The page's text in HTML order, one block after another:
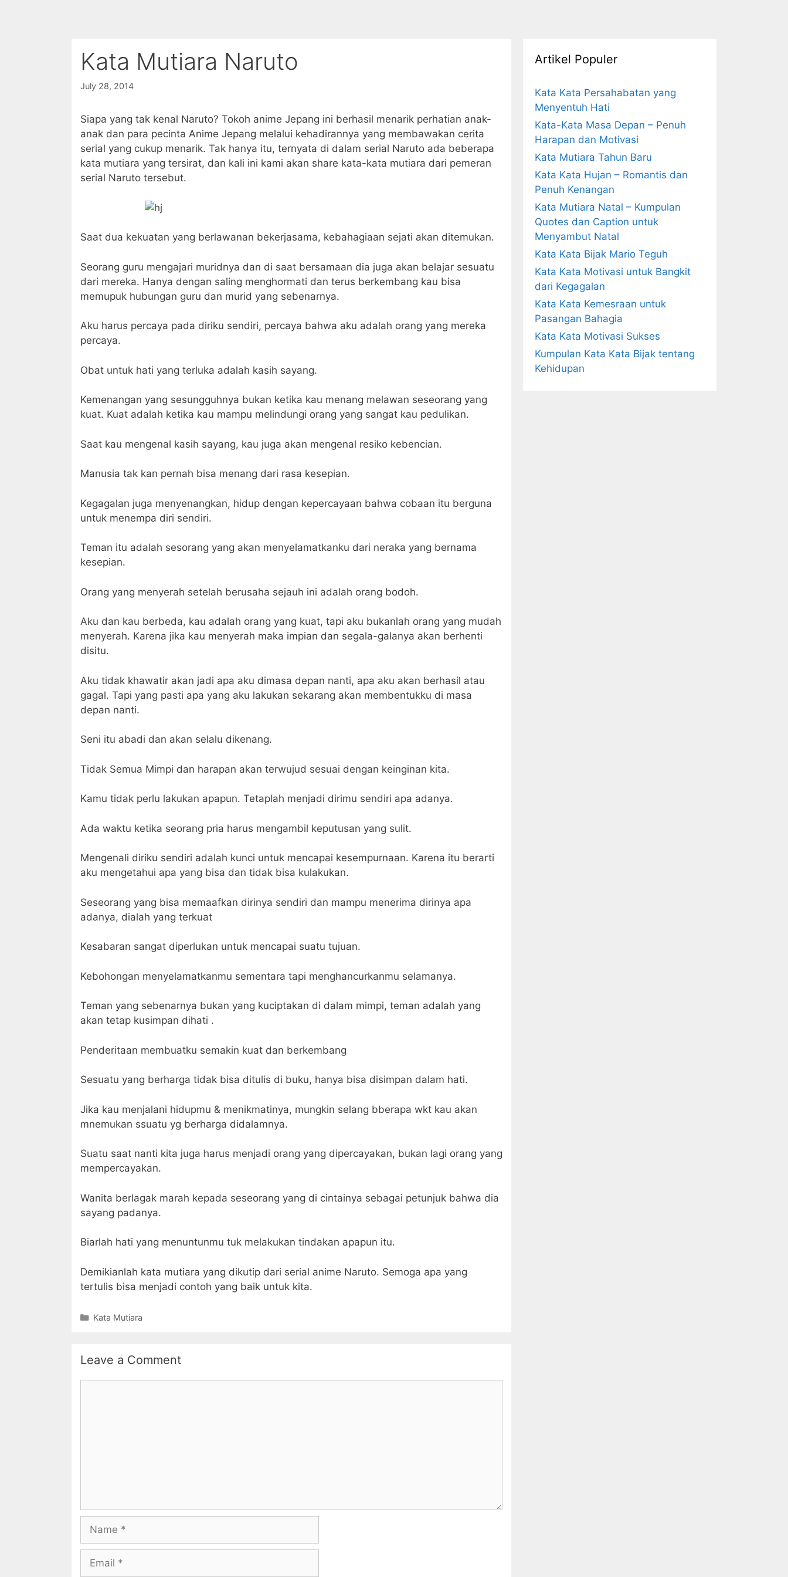
Kata Mutiara Naruto
July 28, 2014
Siapa yang tak kenal Naruto? Tokoh anime Jepang ini berhasil menarik perhatian anak-
anak dan para pecinta Anime Jepang melalui kehadirannya yang membawakan cerita
serial yang cukup menarik. Tak hanya itu, ternyata di dalam serial Naruto ada beberapa
kata mutiara yang tersirat, dan kali ini kami akan share kata-kata mutiara dari pemeran
serial Naruto tersebut.
Saat dua kekuatan yang berlawanan bekerjasama, kebahagiaan sejati akan ditemukan.
Seorang guru mengajari muridnya dan di saat bersamaan dia juga akan belajar sesuatu
dari mereka. Hanya dengan saling menghormati dan terus berkembang kau bisa
memupuk hubungan guru dan murid yang sebenarnya.
Aku harus percaya pada diriku sendiri, percaya bahwa aku adalah orang yang mereka
percaya.
Obat untuk hati yang terluka adalah kasih sayang.
Kemenangan yang sesungguhnya bukan ketika kau menang melawan seseorang yang
kuat. Kuat adalah ketika kau mampu melindungi orang yang sangat kau pedulikan.
Saat kau mengenal kasih sayang, kau juga akan mengenal resiko kebencian.
Manusia tak kan pernah bisa menang dari rasa kesepian.
Kegagalan juga menyenangkan, hidup dengan kepercayaan bahwa cobaan itu berguna
untuk menempa diri sendiri.
Teman itu adalah sesorang yang akan menyelamatkanku dari neraka yang bernama
kesepian.
Orang yang menyerah setelah berusaha sejauh ini adalah orang bodoh.
Aku dan kau berbeda, kau adalah orang yang kuat, tapi aku bukanlah orang yang mudah
menyerah. Karena jika kau menyerah maka impian dan segala-galanya akan berhenti
disitu.
Aku tidak khawatir akan jadi apa aku dimasa depan nanti, apa aku akan berhasil atau
gagal. Tapi yang pasti apa yang aku lakukan sekarang akan membentukku di masa
depan nanti.
Seni itu abadi dan akan selalu dikenang.
Tidak Semua Mimpi dan harapan akan terwujud sesuai dengan keinginan kita.
Kamu tidak perlu lakukan apapun. Tetaplah menjadi dirimu sendiri apa adanya.
Ada waktu ketika seorang pria harus mengambil keputusan yang sulit.
Mengenali diriku sendiri adalah kunci untuk mencapai kesempurnaan. Karena itu berarti
aku mengetahui apa yang bisa dan tidak bisa kulakukan.
Seseorang yang bisa memaafkan dirinya sendiri dan mampu menerima dirinya apa
adanya, dialah yang terkuat
Kesabaran sangat diperlukan untuk mencapai suatu tujuan.
Kebohongan menyelamatkanmu sementara tapi menghancurkanmu selamanya.
Teman yang sebenarnya bukan yang kuciptakan di dalam mimpi, teman adalah yang
akan tetap kusimpan dihati .
Penderitaan membuatku semakin kuat dan berkembang
Sesuatu yang berharga tidak bisa ditulis di buku, hanya bisa disimpan dalam hati.
Jika kau menjalani hidupmu & menikmatinya, mungkin selang bberapa wkt kau akan
mnemukan ssuatu yg berharga didalamnya.
Suatu saat nanti kita juga harus menjadi orang yang dipercayakan, bukan lagi orang yang
mempercayakan.
Wanita berlagak marah kepada seseorang yang di cintainya sebagai petunjuk bahwa dia
sayang padanya.
Biarlah hati yang menuntunmu tuk melakukan tindakan apapun itu.
Demikianlah kata mutiara yang dikutip dari serial anime Naruto. Semoga apa yang
tertulis bisa menjadi contoh yang baik untuk kita.
Categories
Kata Mutiara
Leave a Comment
Artikel Populer
Kata Kata Persahabatan yang
Menyentuh Hati
Kata-Kata Masa Depan – Penuh
Harapan dan Motivasi
Kata Mutiara Tahun Baru
Kata Kata Hujan – Romantis dan
Penuh Kenangan
Kata Mutiara Natal – Kumpulan
Quotes dan Caption untuk
Menyambut Natal
Kata Kata Bijak Mario Teguh
Kata Kata Motivasi untuk Bangkit
dari Kegagalan
Kata Kata Kemesraan untuk
Pasangan Bahagia
Kata Kata Motivasi Sukses
Kumpulan Kata Kata Bijak tentang
Kehidupan